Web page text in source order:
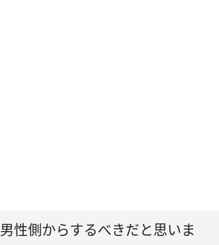
性側からするべきだと思いま